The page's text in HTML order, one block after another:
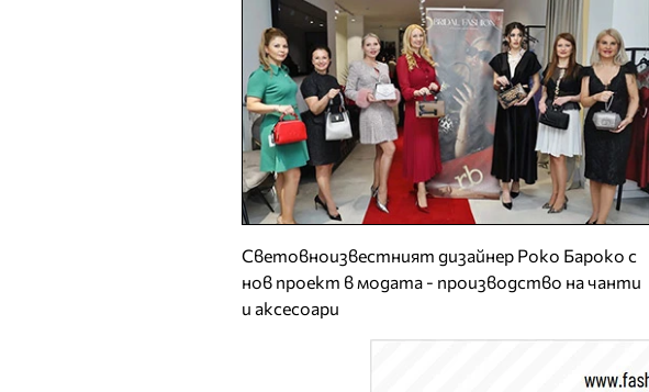
Световноизвестният дизайнер Роко Бароко с
нов проект в модата - производство на чанти
и аксесоари